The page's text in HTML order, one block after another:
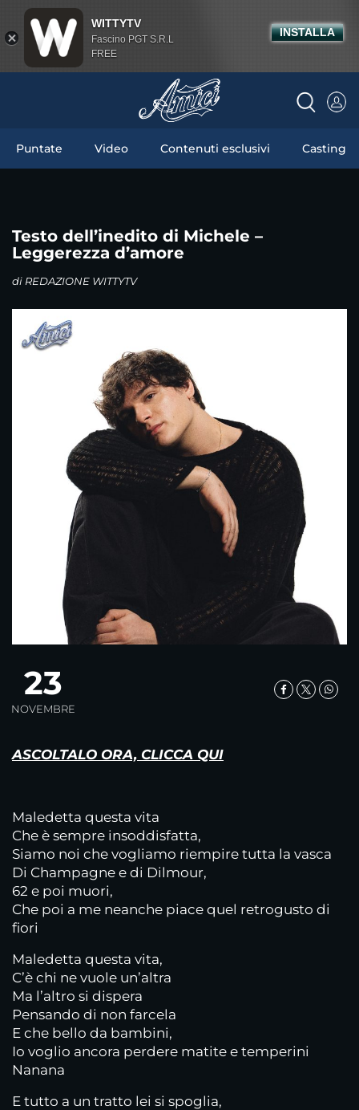
Puntate Video Contenuti esclusivi Casting
Testo dell’inedito di Michele –
Leggerezza d’amore
di REDAZIONE WITTYTV
23
NOVEMBRE
ASCOLTALO ORA, CLICCA QUI
Maledetta questa vita
Che è sempre insoddisfatta,
Siamo noi che vogliamo riempire tutta la vasca
Di Champagne e di Dilmour,
62 e poi muori,
Che poi a me neanche piace quel retrogusto di
fiori
Maledetta questa vita,
C’è chi ne vuole un’altra
Ma l’altro si dispera
Pensando di non farcela
E che bello da bambini,
Io voglio ancora perdere matite e temperini
Nanana
E tutto a un tratto lei si spoglia,
WITTYTV
Fascino PGT S.R.L
FREE
INSTALLA